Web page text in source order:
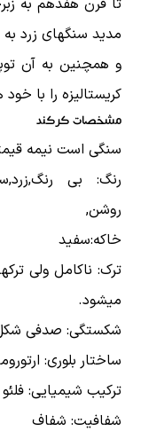
مدید سنگهای زرد
و همچنین به آن
کریستالیزه را با
مشخصات کرکند
سنگی است نیمه
رنگ: بی
روشن,
خاکه:سفید
ترک: ناکامل ولی
میشود.
شکستگی: صدفی
ساختار بلوری:
ترکیب شیمیایی:
شفافیت: شفاف